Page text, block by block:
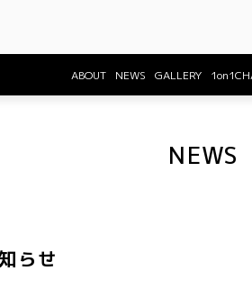
ABOUT NEWS GALLERY
NEWS
らせ